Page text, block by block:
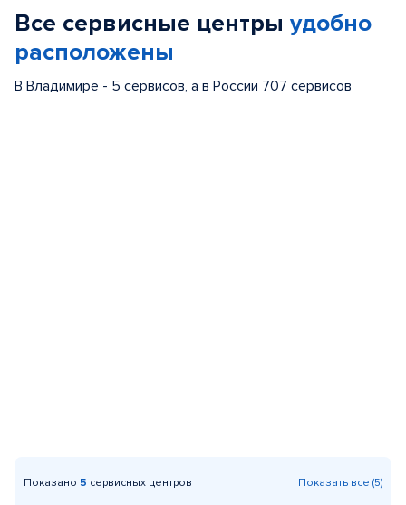
Все сервисные центры удобно
расположены
В Владимире - 5 сервисов, а в России 707 сервисов
Показано 5 сервисных центров Показать все (5)